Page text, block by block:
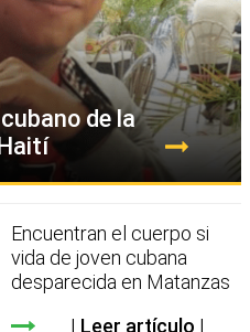
de la
Encuentran el cuerpo si
vida de joven cubana
desparecida en Matanzas
Leer artículo